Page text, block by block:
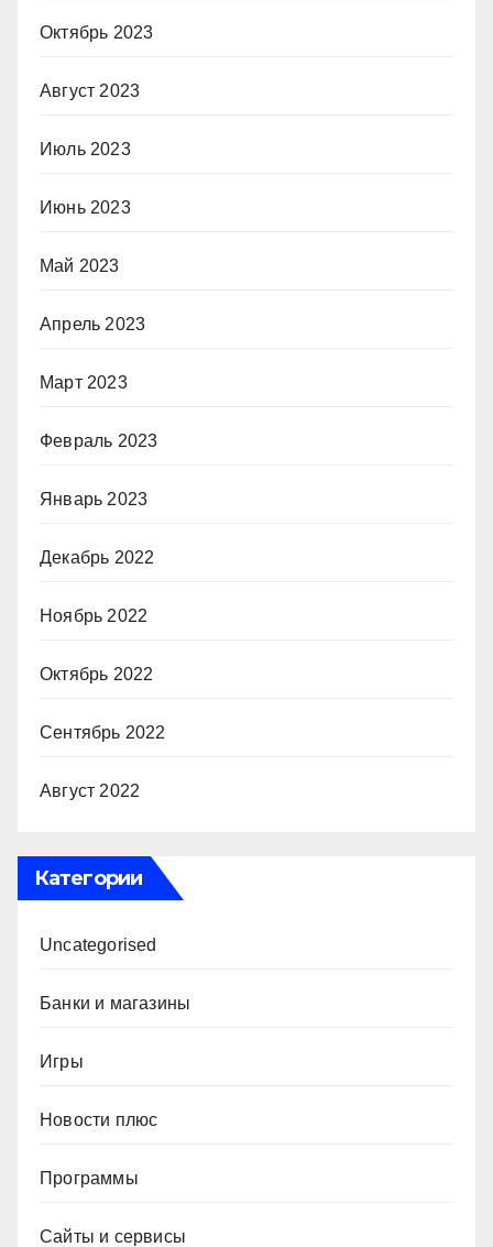
Октябрь 2023
Август 2023
Июль 2023
Июнь 2023
Май 2023
Апрель 2023
Март 2023
Февраль 2023
Январь 2023
Декабрь 2022
Ноябрь 2022
Октябрь 2022
Сентябрь 2022
Август 2022
Категории
Uncategorised
Банки и магазины
Игры
Новости плюс
Программы
Сайты и сервисы